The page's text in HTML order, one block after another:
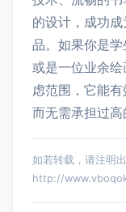
的设计，成功
品。如果你是学
或是一位业余
虑范围，它能
而无需承担过高
如若转载，请注明出
http://